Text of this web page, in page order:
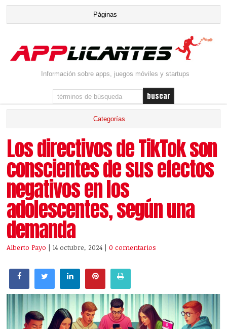
Información sobre apps, juegos móviles y startups
Los directivos de TikTok son
conscientes de sus efectos
negativos en los
adolescentes, según una
demanda
Alberto Payo | 14 octubre, 2024 |0 comentarios